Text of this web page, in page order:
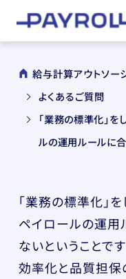
給与計算アウトソー
よくあるご質問
「業務の標準化」を
ルの運用ルールに
「業務の標準化」
ペイロールの運用
ないということで
効率化と品質担保